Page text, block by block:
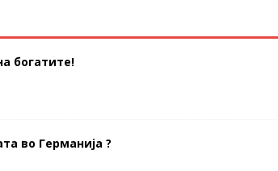
богатите!
во Германија ?